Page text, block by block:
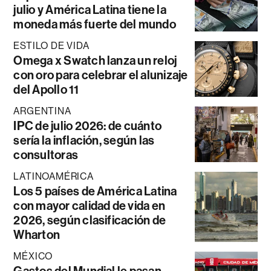
julio y América Latina tiene la
moneda más fuerte del mundo
ESTILO DE VIDA
Omega x Swatch lanza un reloj
con oro para celebrar el alunizaje
del Apollo 11
ARGENTINA
IPC de julio 2026: de cuánto
sería la inflación, según las
consultoras
LATINOAMÉRICA
Los 5 países de América Latina
con mayor calidad de vida en
2026, según clasificación de
Wharton
MÉXICO